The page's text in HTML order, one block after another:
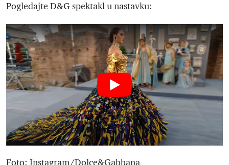
Pogledajte D&G spektakl u nastavku: